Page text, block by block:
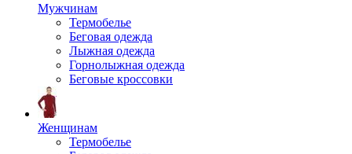
Мужчинам
Термобелье
Беговая одежда
Лыжная одежда
Горнолыжная одежда
Беговые кроссовки
Женщинам
Термобелье